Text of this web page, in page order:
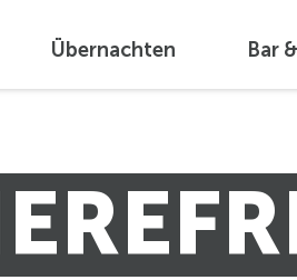
Übernachten Bar